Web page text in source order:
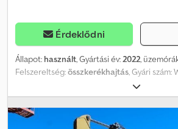
Érdeklődni
Állapot: használt, Gyártási év:2022,
Felszereltség:összkerékhajtás, Gyári szám:
Üzemi tömeg: 12 800 kg Üzemóra: kb. 2 340
klímaberendezés Ülésfűtés Tolató- és
Cjdpfoyul Rcox Ak Eorf Gép szélessége: kb.
támaszlap Állítható gém 2.100 mm Kanal szár